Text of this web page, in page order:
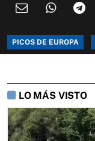
PICOS DE EUROPA
LO MÁS VISTO